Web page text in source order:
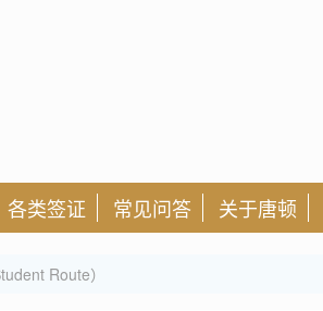
各类签证 常见问答 关于唐顿
Route）